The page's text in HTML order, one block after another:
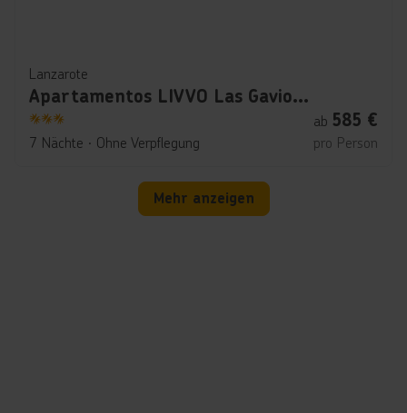
Lanzarote
Apartamentos LIVVO Las Gaviotas
3
7 Nächte ∙ Ohne Verpflegung
ab 585 €
pro Person
Mehr anzeigen